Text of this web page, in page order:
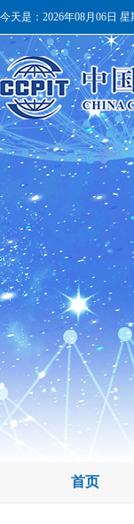
今天是： 2026年08月06日
首页